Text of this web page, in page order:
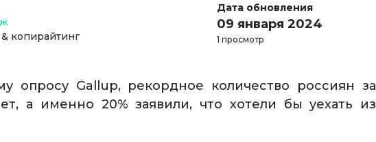
копирайтинг
Дата обновления
09 января 2024
1 просмотр
опросу Gallup, рекордное количество россиян за
а именно 20% заявили, что хотели бы уехать из